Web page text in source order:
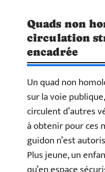
Quads non
circulation
encadrée
Un quad non
sur la voie
circulent d’autres
à obtenir pour ces
guidon n’est
Plus jeune, un